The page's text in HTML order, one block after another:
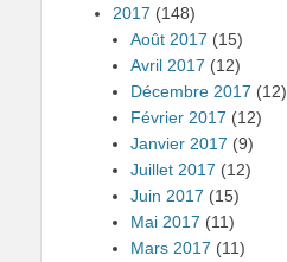
2017 (148)
Août 2017 (15)
Avril 2017 (12)
Décembre 2017 (12)
Février 2017 (12)
Janvier 2017 (9)
Juillet 2017 (12)
Juin 2017 (15)
Mai 2017 (11)
Mars 2017 (11)